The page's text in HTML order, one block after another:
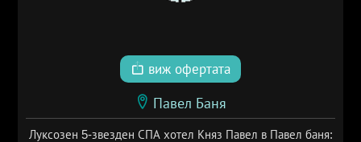
виж офертата
Павел Баня
Луксозен 5-звезден СПА хотел Княз Павел в Павел баня: